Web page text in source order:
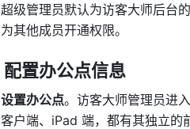
超级管理员默认为访客大师后台
为其他成员开通权限。
配置办公点信息
设置办公点。访客大师管理员进
客户端、iPad 端，都有其独立的